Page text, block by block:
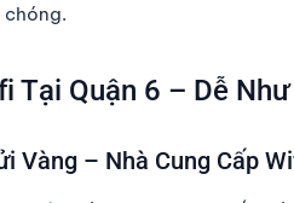
chóng.
Tại Quận 6 – Dễ
Vàng – Nhà Cung Cấp